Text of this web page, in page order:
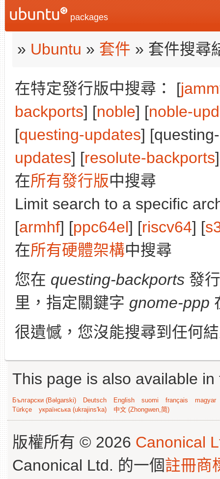
packages
» Ubuntu » 套件 » 套件搜尋
在特定發行版中搜尋： [
backports] [noble] [noble-
[questing-updates]
updates] [resolute-backports
在所有發行版中搜尋
Limit search to a specific
[armhf] [ppc64el] [riscv64] [
在所有硬體架構中搜尋
您在 questing-backports 發
里，指定關鍵字 gnome-ppp
很遺憾，您沒能搜尋到任何
This page is also available
Български (Bəlgarski) Deutsch English suomi français
magyar
Türkçe
українська (ukrajins'ka) 中文 (Zhongwen,简)
版權所有 © 2026 Canonical
Canonical Ltd. 的一個註冊商